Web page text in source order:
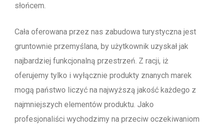
słońcem.
Cała oferowana przez nas zabudowa turystyczna jest
gruntownie przemyślana, by użytkownik uzyskał jak
najbardziej funkcjonalną przestrzeń. Z racji, iż
oferujemy tylko i wyłącznie produkty znanych marek
mogą państwo liczyć na najwyższą jakość każdego z
najmniejszych elementów produktu. Jako
profesjonaliści wychodzimy na przeciw oczekiwaniom